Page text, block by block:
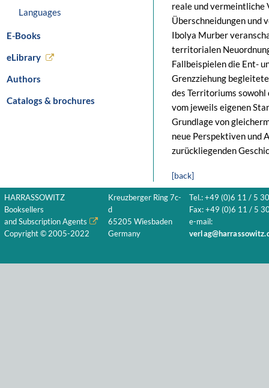
Languages
E-Books
eLibrary
Authors
Catalogs & brochures
reale und vermeintliche
Überschneidungen und
Ibolya Murber
territorialen
Fallbeispielen die Ent-
Grenzziehung
des Territoriums
vom jeweils eigenen
Grundlage von
neue Perspektiven und
zurückliegenden
[back]
HARRASSOWITZ
Booksellers
and Subscription Agents
Copyright © 2005-2022
Kreuzberger Ring 7c-
d
65205 Wiesbaden
Germany
Tel.: +49 (0)6 11 / 5
Fax: +49 (0)6 11 / 5
e-mail: